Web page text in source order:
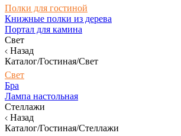
Полки для гостиной
Книжные полки из дерева
Портал для камина
Свет
Назад
Каталог/Гостиная/Свет
Свет
Бра
Лампа настольная
Стеллажи
Назад
Каталог/Гостиная/Стеллажи